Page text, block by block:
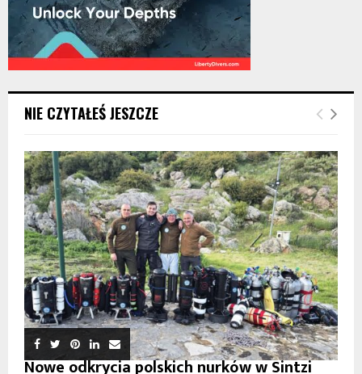
NIE CZYTAŁEŚ JESZCZE
Nowe odkrycia polskich nurków w Sintzi